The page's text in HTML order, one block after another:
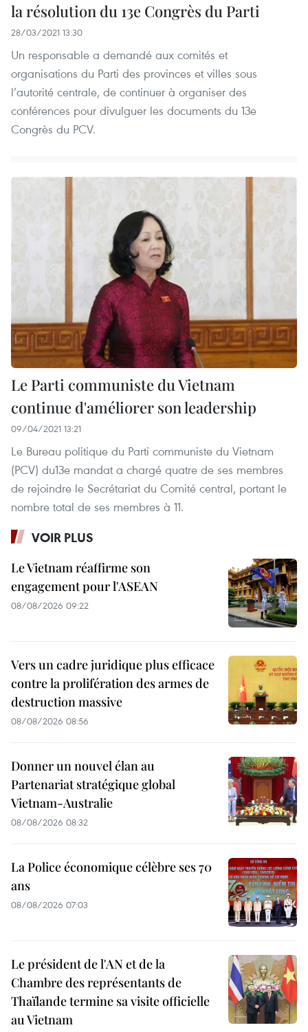
la résolution du 13e Congrès du Parti
28/03/2021 13:30
Un responsable a demandé aux comités et
organisations du Parti des provinces et villes sous
l’autorité centrale, de continuer à organiser des
conférences pour divulguer les documents du 13e
Congrès du PCV.
Le Parti communiste du Vietnam
continue d'améliorer son leadership
09/04/2021 13:21
Le Bureau politique du Parti communiste du Vietnam
(PCV) du13e mandat a chargé quatre de ses membres
de rejoindre le Secrétariat du Comité central, portant le
nombre total de ses membres à 11.
VOIR PLUS
Le Vietnam réaffirme son
engagement pour l'ASEAN
08/08/2026 09:22
Vers un cadre juridique plus efficace
contre la prolifération des armes de
destruction massive
08/08/2026 08:56
Donner un nouvel élan au
Partenariat stratégique global
Vietnam-Australie
08/08/2026 08:32
La Police économique célèbre ses 70
ans
08/08/2026 07:03
Le président de l'AN et de la
Chambre des représentants de
Thaïlande termine sa visite officielle
au Vietnam